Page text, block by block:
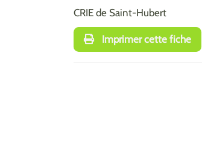
CRIE de Saint-Hubert
Imprimer cette fiche